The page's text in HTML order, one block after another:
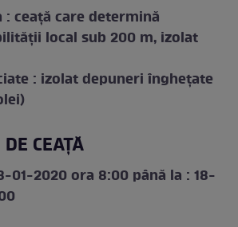
: ceață care determină
local sub 200 m, izolat
: izolat depuneri înghețate
CEAȚĂ
01-2020 ora 8:00 până la : 18-